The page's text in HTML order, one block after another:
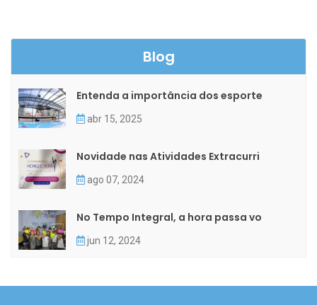
Blog
Entenda a importância dos esporte
abr 15, 2025
Novidade nas Atividades Extracurri
ago 07, 2024
No Tempo Integral, a hora passa vo
jun 12, 2024